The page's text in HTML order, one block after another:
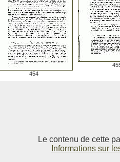
454
Le contenu de cette
Informations sur